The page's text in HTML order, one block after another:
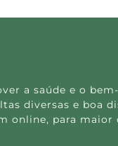
a saúde e o
diversas e boa
online, para